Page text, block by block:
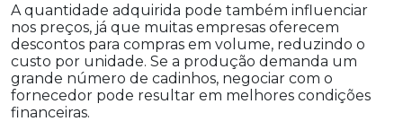
A quantidade adquirida pode também influenciar
nos preços, já que muitas empresas oferecem
descontos para compras em volume, reduzindo o
custo por unidade. Se a produção demanda um
grande número de cadinhos, negociar com o
fornecedor pode resultar em melhores condições
financeiras.